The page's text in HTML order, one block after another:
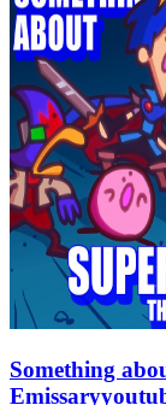
Something
Emissary